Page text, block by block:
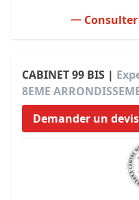
CABINET 99 BIS |
8EME
Demander un devis